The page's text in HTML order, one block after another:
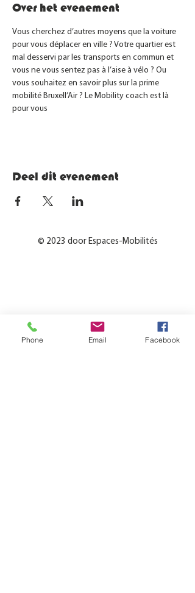
Over het evenement
Vous cherchez d’autres moyens que la voiture
pour vous déplacer en ville ? Votre quartier est
mal desservi par les transports en commun et
vous ne vous sentez pas à l’aise à vélo ? Ou
vous souhaitez en savoir plus sur la prime
mobilité Bruxell’Air ? Le Mobility coach est là
pour vous
Deel dit evenement
© 2023 door Espaces-Mobilités
Phone Email Facebook